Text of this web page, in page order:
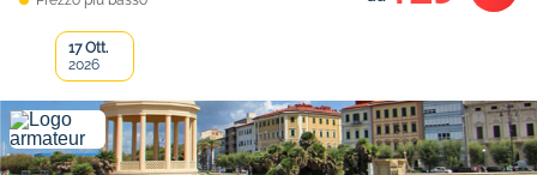
17 Ott.
2026